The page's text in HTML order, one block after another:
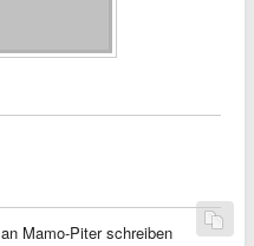
an Mamo-Piter schreiben